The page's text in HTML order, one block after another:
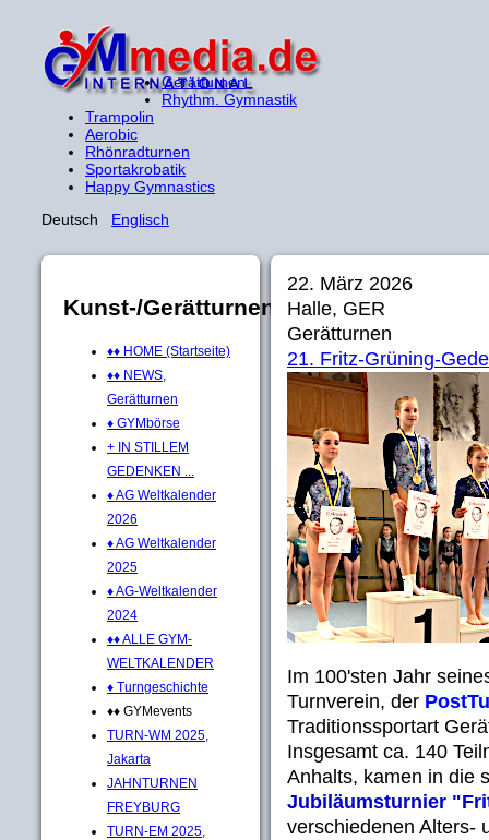
Gerätturnen
Rhythm. Gymnastik
Trampolin
Aerobic
Rhönradturnen
Sportakrobatik
Happy Gymnastics
Deutsch Englisch
Kunst-/Gerätturnen
♦♦ HOME (Startseite)
♦♦ NEWS,
Gerätturnen
♦ GYMbörse
+ IN STILLEM
GEDENKEN ...
♦ AG Weltkalender
2026
♦ AG Weltkalender
2025
♦ AG-Weltkalender
2024
♦♦ ALLE GYM-
WELTKALENDER
♦ Turngeschichte
♦♦ GYMevents
TURN-WM 2025,
Jakarta
JAHNTURNEN
FREYBURG
TURN-EM 2025,
22. März 2026
Halle, GER
Gerätturnen
21. Fritz-Grüning-
Im 100'sten Jahr
Turnverein, der
Traditionssportart
Insgesamt ca. 140
Anhalts, kamen in die
Jubiläumsturnier
verschiedenen Alters-